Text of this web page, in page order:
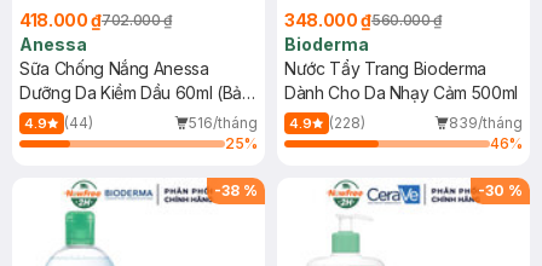
418.000 ₫702.000 ₫
Anessa
Sữa Chống Nắng Anessa
Dưỡng Da Kiềm Dầu 60ml (Bản
Mới)
4.9 (44)
516/tháng
25%
348.000 ₫560.000 ₫
Bioderma
Nước Tẩy Trang Bioderma
Dành Cho Da Nhạy Cảm 500ml
4.9 (228)
839/tháng
46%
-38 % -30 %